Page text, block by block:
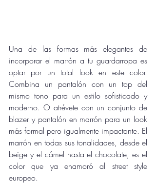
Una de las formas más elegantes de
incorporar el marrón a tu guardarropa es
optar por un total look en este color.
Combina un pantalón con un top del
mismo tono para un estilo sofisticado y
moderno. O atrévete con un conjunto de
blazer y pantalón en marrón para un look
más formal pero igualmente impactante. El
marrón en todas sus tonalidades, desde el
beige y el cámel hasta el chocolate, es el
color que ya enamoró al street style
europeo.